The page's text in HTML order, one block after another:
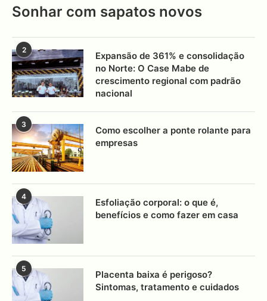
Sonhar com sapatos novos
2
Expansão de 361% e consolidação
no Norte: O Case Mabe de
crescimento regional com padrão
nacional
3
Como escolher a ponte rolante para
empresas
4
Esfoliação corporal: o que é,
benefícios e como fazer em casa
5
Placenta baixa é perigoso?
Sintomas, tratamento e cuidados